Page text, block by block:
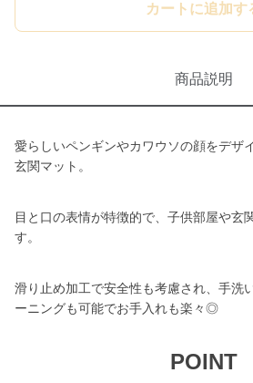
カートに追加す
商品説明
愛らしいペンギンやカワウソの顔をデザ
玄関マット。
目と口の表情が特徴的で、子供部屋や玄
す。
滑り止め加工で安全性も考慮され、手洗
ーニングも可能でお手入れも楽々◎
POINT